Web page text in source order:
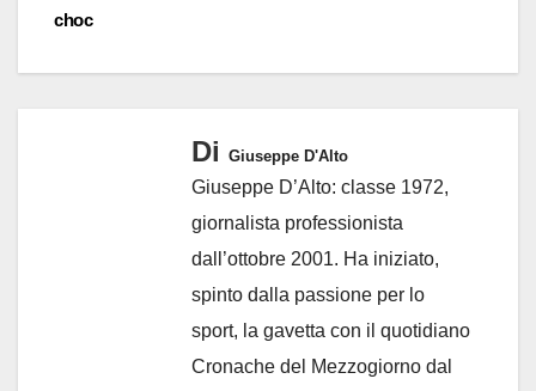
choc
Di Giuseppe D'Alto
Giuseppe D’Alto: classe 1972,
giornalista professionista
dall’ottobre 2001. Ha iniziato,
spinto dalla passione per lo
sport, la gavetta con il quotidiano
Cronache del Mezzogiorno dal